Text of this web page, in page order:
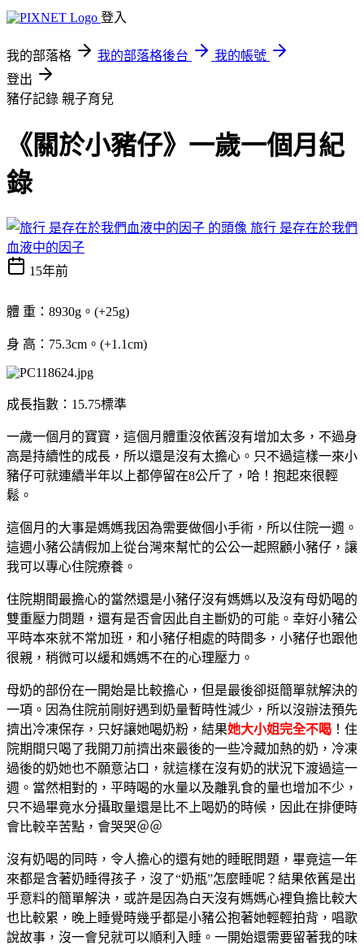
登入
我的部落格 我的部落格後台
我的帳號
登出
豬仔記錄 親子育兒
《關於小豬仔》一歲一個月紀
錄
旅行 是存在於我們
血液中的因子
15年前
體 重：8930g。(+25g)
身 高：75.3cm。(+1.1cm)
成長指數：15.75標準
一歲一個月的寶寶，這個月體重沒依舊沒有增加太多，不過身
高是持續性的成長，所以還是沒有太擔心。只不過這樣一來小
豬仔可就連續半年以上都停留在8公斤了，哈！抱起來很輕
鬆。
這個月的大事是媽媽我因為需要做個小手術，所以住院一週。
這週小豬公請假加上從台灣來幫忙的公公一起照顧小豬仔，讓
我可以專心住院療養。
住院期間最擔心的當然還是小豬仔沒有媽媽以及沒有母奶喝的
雙重壓力問題，還有是否會因此自主斷奶的可能。幸好小豬公
平時本來就不常加班，和小豬仔相處的時間多，小豬仔也跟他
很親，稍微可以緩和媽媽不在的心理壓力。
母奶的部份在一開始是比較擔心，但是最後卻挺簡單就解決的
一項。因為住院前剛好遇到奶量暫時性減少，所以沒辦法預先
擠出冷凍保存，只好讓她喝奶粉，結果她大小姐完全不喝 ！住
院期間只喝了我開刀前擠出來最後的一些冷藏加熱的奶，冷凍
過後的奶她也不願意沾口，就這樣在沒有奶的狀況下渡過這一
週。當然相對的，平時喝的水量以及離乳食的量也增加不少，
只不過畢竟水分攝取量還是比不上喝奶的時候，因此在排便時
會比較辛苦點，會哭哭＠＠
沒有奶喝的同時，令人擔心的還有她的睡眠問題，畢竟這一年
來都是含著奶睡得孩子，沒了“奶瓶”怎麼睡呢？結果依舊是出
乎意料的簡單解決，或許是因為白天沒有媽媽心裡負擔比較大
也比較累，晚上睡覺時幾乎都是小豬公抱著她輕輕拍背，唱歌
說故事，沒一會兒就可以順利入睡。一開始還需要留著我的味